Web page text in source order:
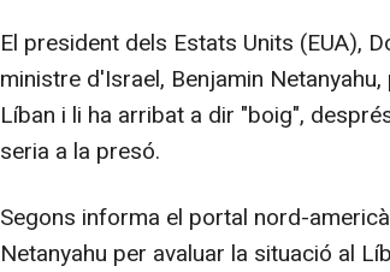
El president dels Estats Units (EUA),
ministre d'Israel, Benjamin
Líban i li ha arribat a dir "boig",
seria a la presó.
Segons informa el portal nord-
Netanyahu per avaluar la situació al